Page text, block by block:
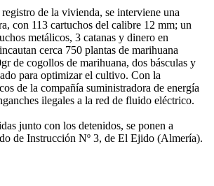
de la vivienda, se interviene una
con 113 cartuchos del calibre 12 mm; un
metálicos, 3 catanas y dinero en
cerca 750 plantas de marihuana
de cogollos de marihuana, dos básculas y
para optimizar el cultivo. Con la
de la compañía suministradora de energía
ilegales a la red de fluido eléctrico.
junto con los detenidos, se ponen a
de Instrucción Nº 3, de El Ejido (Almería).